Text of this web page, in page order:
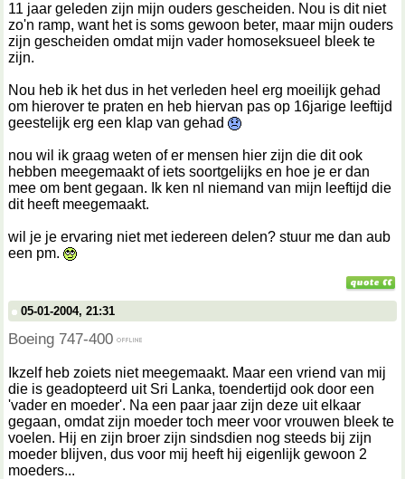
11 jaar geleden zijn mijn ouders gescheiden. Nou is dit niet
zo'n ramp, want het is soms gewoon beter, maar mijn ouders
zijn gescheiden omdat mijn vader homoseksueel bleek te
zijn.
Nou heb ik het dus in het verleden heel erg moeilijk gehad
om hierover te praten en heb hiervan pas op 16jarige leeftijd
geestelijk erg een klap van gehad
nou wil ik graag weten of er mensen hier zijn die dit ook
hebben meegemaakt of iets soortgelijks en hoe je er dan
mee om bent gegaan. Ik ken nl niemand van mijn leeftijd die
dit heeft meegemaakt.
wil je je ervaring niet met iedereen delen? stuur me dan aub
een pm.
05-01-2004, 21:31
Boeing 747-400
Ikzelf heb zoiets niet meegemaakt. Maar een vriend van mij
die is geadopteerd uit Sri Lanka, toendertijd ook door een
'vader en moeder'. Na een paar jaar zijn deze uit elkaar
gegaan, omdat zijn moeder toch meer voor vrouwen bleek te
voelen. Hij en zijn broer zijn sindsdien nog steeds bij zijn
moeder blijven, dus voor mij heeft hij eigenlijk gewoon 2
moeders...